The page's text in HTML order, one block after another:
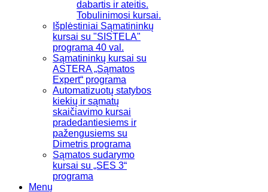
dabartis ir ateitis.
Tobulinimosi kursai.
Išplėstiniai Sąmatininkų
kursai su "SISTELA"
programa 40 val.
Sąmatininkų kursai su
ASTERA „Sąmatos
Expert“ programa
Automatizuotų statybos
kiekių ir sąmatų
skaičiavimo kursai
pradedantiesiems ir
pažengusiems su
Dimetris programa
Sąmatos sudarymo
kursai su „SES 3“
programa
Menų